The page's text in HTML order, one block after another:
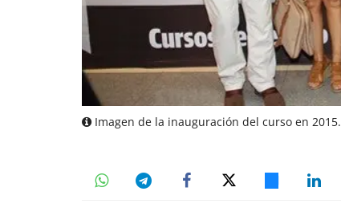
Imagen de la inauguración del curso en 2015.